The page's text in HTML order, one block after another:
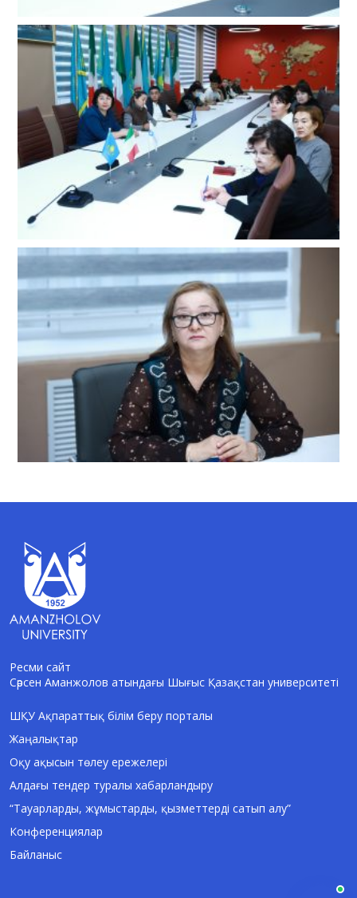
Ресми сайт
Сәрсен Аманжолов атындағы Шығыс Қазақстан университеті
ШҚУ Ақпараттық білім беру порталы
Жаңалықтар
Оқу ақысын төлеу ережелері
Алдағы тендер туралы хабарландыру
“Тауарларды, жұмыстарды, қызметтерді сатып алу”
Конференциялар
Байланыс
AI-Talapker
Сәлем! Мен AI-Talapker — Сәрсен
Аманжолов атындағы Шығыс Қазақстан
университеті (ШҚУ) көмекшісімін.
Бакалавриат, магистратура, докторантура